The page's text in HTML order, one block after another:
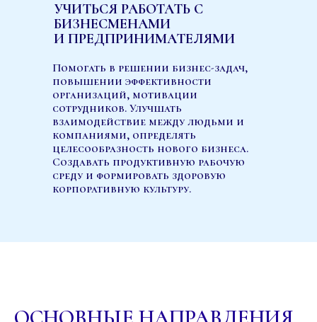
УЧИТЬСЯ РАБОТАТЬ С
БИЗНЕСМЕНАМИ
И ПРЕДПРИНИМАТЕЛЯМИ
Помогать в решении бизнес-задач,
повышении эффективности
организаций, мотивации
сотрудников. Улучшать
взаимодействие между людьми и
компаниями, определять
целесообразность нового бизнеса.
Создавать продуктивную рабочую
среду и формировать здоровую
корпоративную культуру.